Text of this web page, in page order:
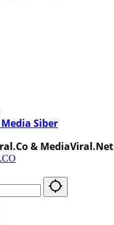
Siber
& MediaViral.Net